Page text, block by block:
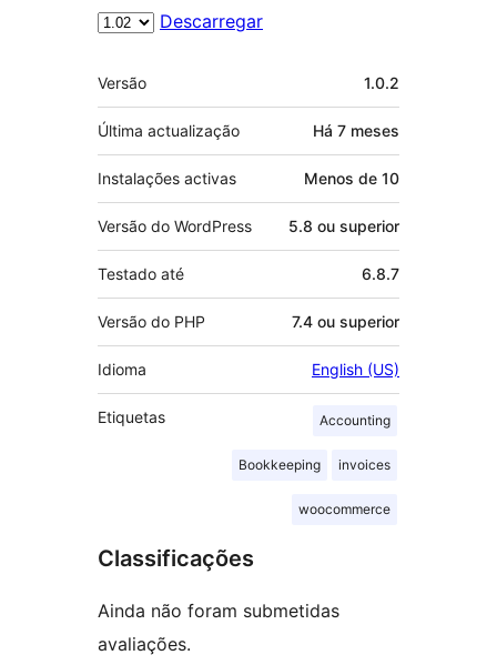
Descarregar
Metadados
Versão 1.0.2
Última actualização Há 7 meses
Instalações activas Menos de 10
Versão do WordPress 5.8 ou superior
Testado até 6.8.7
Versão do PHP 7.4 ou superior
Idioma English (US)
Etiquetas Accounting
Bookkeeping invoices
woocommerce
Classificações
Ainda não foram submetidas
avaliações.